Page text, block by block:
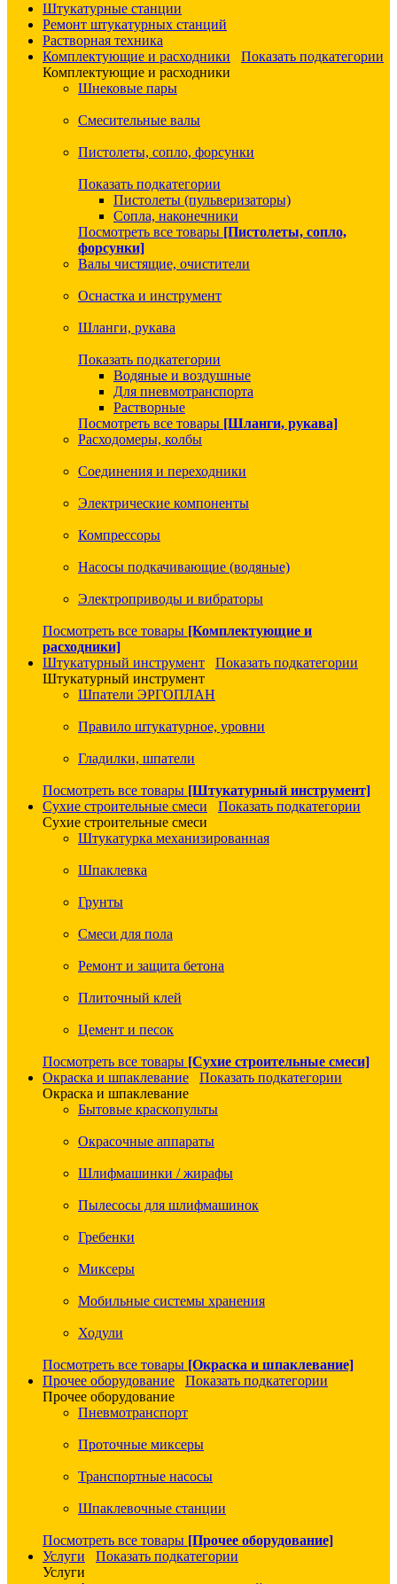
Штукатурные станции
Ремонт штукатурных станций
Растворная техника
Комплектующие и расходники
Показать подкатегории
Комплектующие и расходники
Шнековые пары
Смесительные валы
Пистолеты, сопло, форсунки
Показать подкатегории
Пистолеты (пульверизаторы)
Сопла, наконечники
Посмотреть все товары [Пистолеты, сопло,
форсунки]
Валы чистящие, очистители
Оснастка и инструмент
Шланги, рукава
Показать подкатегории
Водяные и воздушные
Для пневмотранспорта
Растворные
Посмотреть все товары [Шланги, рукава]
Расходомеры, колбы
Соединения и переходники
Электрические компоненты
Компрессоры
Насосы подкачивающие (водяные)
Электроприводы и вибраторы
Посмотреть все товары [Комплектующие и
расходники]
Штукатурный инструмент
Показать подкатегории
Штукатурный инструмент
Шпатели ЭРГОПЛАН
Правило штукатурное, уровни
Гладилки, шпатели
Посмотреть все товары [Штукатурный инструмент]
Сухие строительные смеси
Показать подкатегории
Сухие строительные смеси
Штукатурка механизированная
Шпаклевка
Грунты
Смеси для пола
Ремонт и защита бетона
Плиточный клей
Цемент и песок
Посмотреть все товары [Сухие строительные смеси]
Окраска и шпаклевание
Показать подкатегории
Окраска и шпаклевание
Бытовые краскопульты
Окрасочные аппараты
Шлифмашинки / жирафы
Пылесосы для шлифмашинок
Гребенки
Миксеры
Мобильные системы хранения
Ходули
Посмотреть все товары [Окраска и шпаклевание]
Прочее оборудование
Показать подкатегории
Прочее оборудование
Пневмотранспорт
Проточные миксеры
Транспортные насосы
Шпаклевочные станции
Посмотреть все товары [Прочее оборудование]
Услуги
Показать подкатегории
Услуги